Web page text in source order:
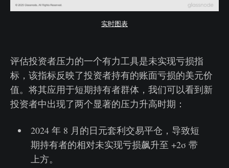
实时图表
评估投资者压力的一个有力工具是未实现亏损指
标，该指标反映了投资者持有的账面亏损的美元价
值。将其应用于短期持有者群体，我们可以看到新
投资者中出现了两个显著的压力升高时期：
2024 年 8 月的日元套利交易平仓，导致短
期持有者的相对未实现亏损飙升至 +2σ 带
上方。